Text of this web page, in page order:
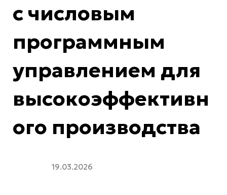
с числовым
программным
управлением для
высокоэффективн
ого производства
19.03.2026